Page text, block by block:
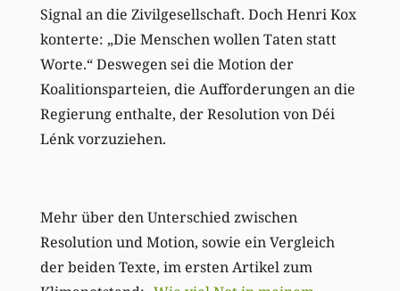
Signal an die Zivilgesellschaft. Doch Henri Kox
konterte: „Die Menschen wollen Taten statt
Worte.“ Deswegen sei die Motion der
Koalitionsparteien, die Aufforderungen an die
Regierung enthalte, der Resolution von Déi
Lénk vorzuziehen.
Mehr über den Unterschied zwischen
Resolution und Motion, sowie ein Vergleich
der beiden Texte, im ersten Artikel zum